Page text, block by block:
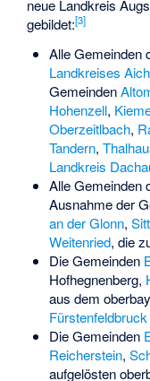
neue Landkreis
gebildet:[3]
Alle Gemeinden
Landkreises
Gemeinden
Hohenzell,
Oberzeitlbach,
Tandern,
Landkreis
Alle Gemeinden
Ausnahme der
an der Glonn,
Weitenried, die
Die Gemeinden
Hofhegnenberg,
aus dem
Fürstenfeldbruck
Die Gemeinden
Reicherstein,
aufgelösten